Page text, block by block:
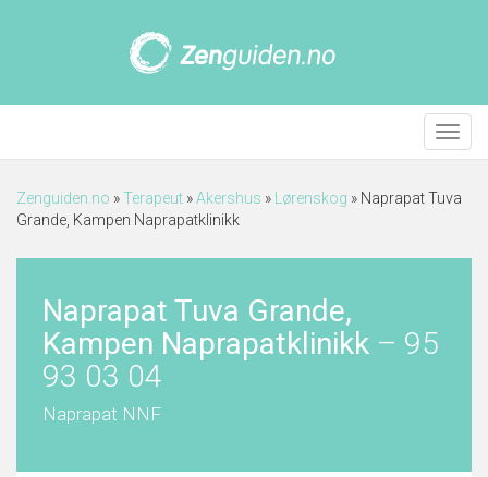
Meny
Zenguiden.no »Terapeut »Akershus » Lørenskog » Naprapat Tuva
Grande, Kampen Naprapatklinikk
Naprapat Tuva Grande,
Kampen Naprapatklinikk – 95
93 03 04
Naprapat NNF